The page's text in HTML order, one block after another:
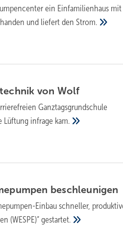
ein Einfamilienhaus mit
und liefert denStrom.
von Wolf
Ganztagsgrundschule
Lüftung infrage kam.
beschleunigen
Einbau schneller,
(WESPE)“gestartet.